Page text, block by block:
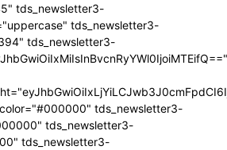
tds_newsletter3-
tds_newsletter3-
tds_newsletter3-
tds_newsletter3-
tds_newsletter3-
tds_newsletter3-